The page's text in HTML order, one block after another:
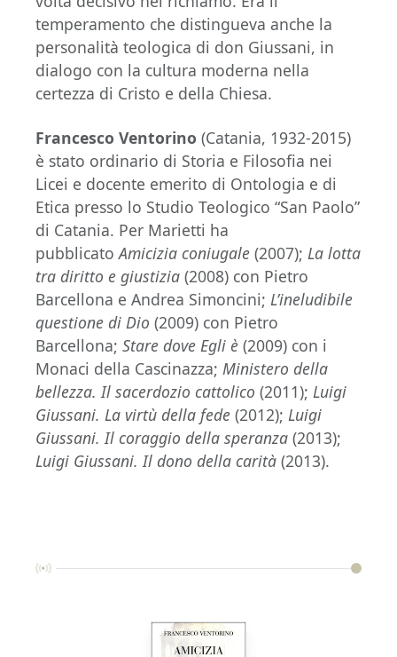
temperamento che distingueva anche la
personalità teologica di don Giussani, in
dialogo con la cultura moderna nella
certezza di Cristo e della Chiesa.
Francesco Ventorino (Catania, 1932-2015)
è stato ordinario di Storia e Filosofia nei
Licei e docente emerito di Ontologia e di
Etica presso lo Studio Teologico “San Paolo”
di Catania. Per Marietti ha
pubblicatoAmicizia coniugale (2007); La lotta
tra diritto e giustizia (2008) con Pietro
Barcellona e Andrea Simoncini; L’ineludibile
questione di Dio (2009) con Pietro
Barcellona; Stare dove Egli è (2009) con i
Monaci della Cascinazza; Ministero della
bellezza. Il sacerdozio cattolico (2011); Luigi
Giussani. La virtù della fede (2012); Luigi
Giussani. Il coraggio della speranza (2013);
Luigi Giussani. Il dono della carità (2013).